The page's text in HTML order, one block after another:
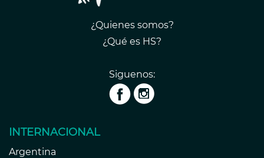
¿Quienes somos?
¿Qué es HS?
Siguenos:
INTERNACIONAL
Argentina